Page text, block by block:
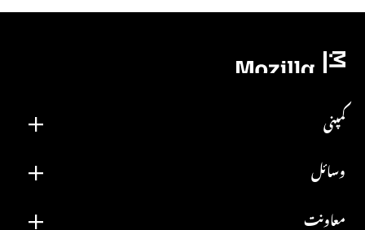
کمپنی
وسائل
معاونت